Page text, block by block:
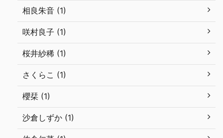
相良朱音 (1)
咲村良子 (1)
桜井紗稀 (1)
さくらこ (1)
櫻栞 (1)
沙倉しずか (1)